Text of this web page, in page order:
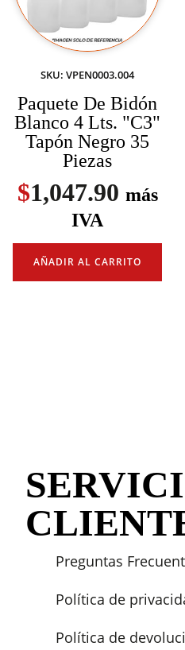
SKU: VPEN0003.004
Paquete De Bidón
Blanco 4 Lts. "C3"
Tapón Negro 35
Piezas
$1,047.90 más
IVA
AÑADIR AL CARRITO
Preguntas
Política de
Política de